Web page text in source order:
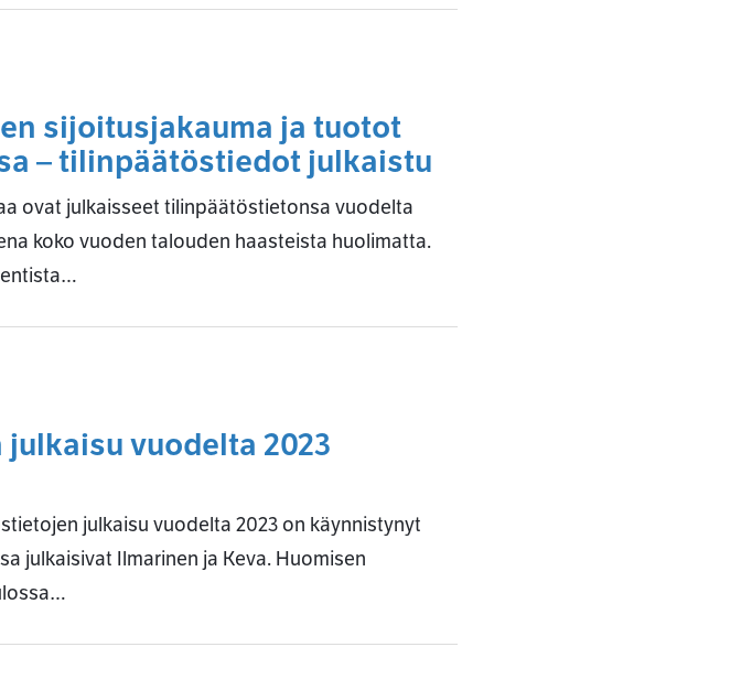
sijoitusjakauma ja tuotot
– tilinpäätöstiedot julkaistu
ovat julkaisseet tilinpäätöstietonsa vuodelta
koko vuoden talouden haasteista huolimatta.
vuodelta 2023
julkaisu vuodelta 2023 on käynnistynyt
julkaisivat Ilmarinen ja Keva. Huomisen